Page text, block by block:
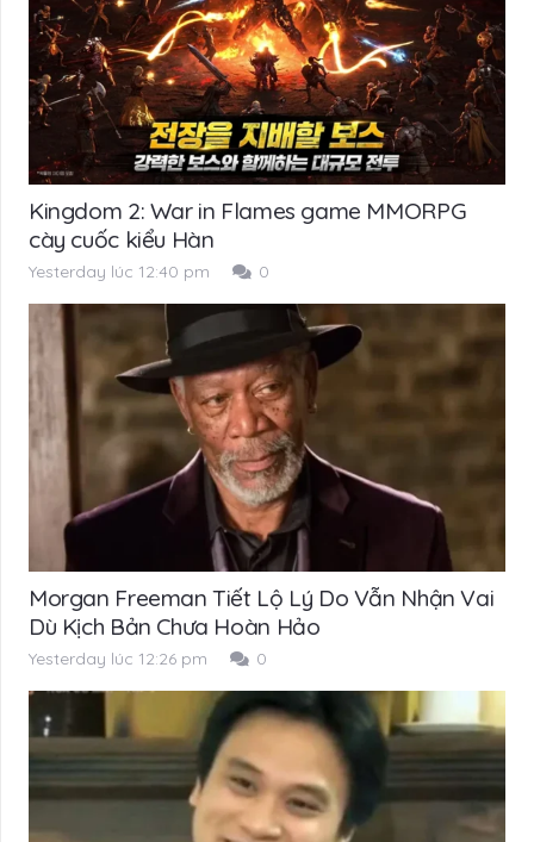
Kingdom 2: War in Flames game MMORPG
cày cuốc kiểu Hàn
Yesterday lúc 12:40 pm 0
Morgan Freeman Tiết Lộ Lý Do Vẫn Nhận Vai
Dù Kịch Bản Chưa Hoàn Hảo
Yesterday lúc 12:26 pm 0